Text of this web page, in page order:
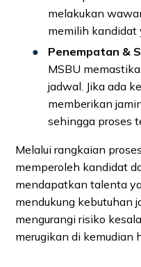
melakukan
memilih kandidat
Penempatan &
MSBU
jadwal. Jika ada
memberikan
sehingga proses
Melalui rangkaian
memperoleh kandidat
mendapatkan talenta
mendukung kebutuhan
mengurangi risiko
merugikan di kemudian